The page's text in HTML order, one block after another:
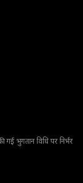
गई भुगतान विधि पर निर्भर